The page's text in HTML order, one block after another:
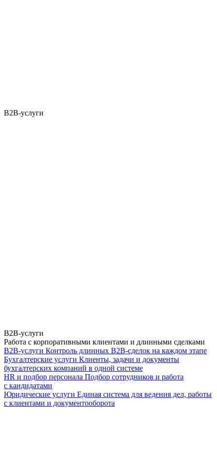
B2B-услуги
B2B-услуги
Работа с корпоративными клиентами и длинными сделками
B2B-услуги Контроль длинных B2B-сделок на каждом этапе
Бухгалтерские услуги Клиенты, задачи и документы
бухгалтерских компаний в одной системе
HR и подбор персонала Подбор сотрудников и работа
с кандидатами
Юридические услуги Единая система для ведения дел, работы
с клиентами и документооборота